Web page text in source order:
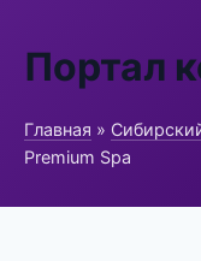
Портал
Главная »
Premium Spa